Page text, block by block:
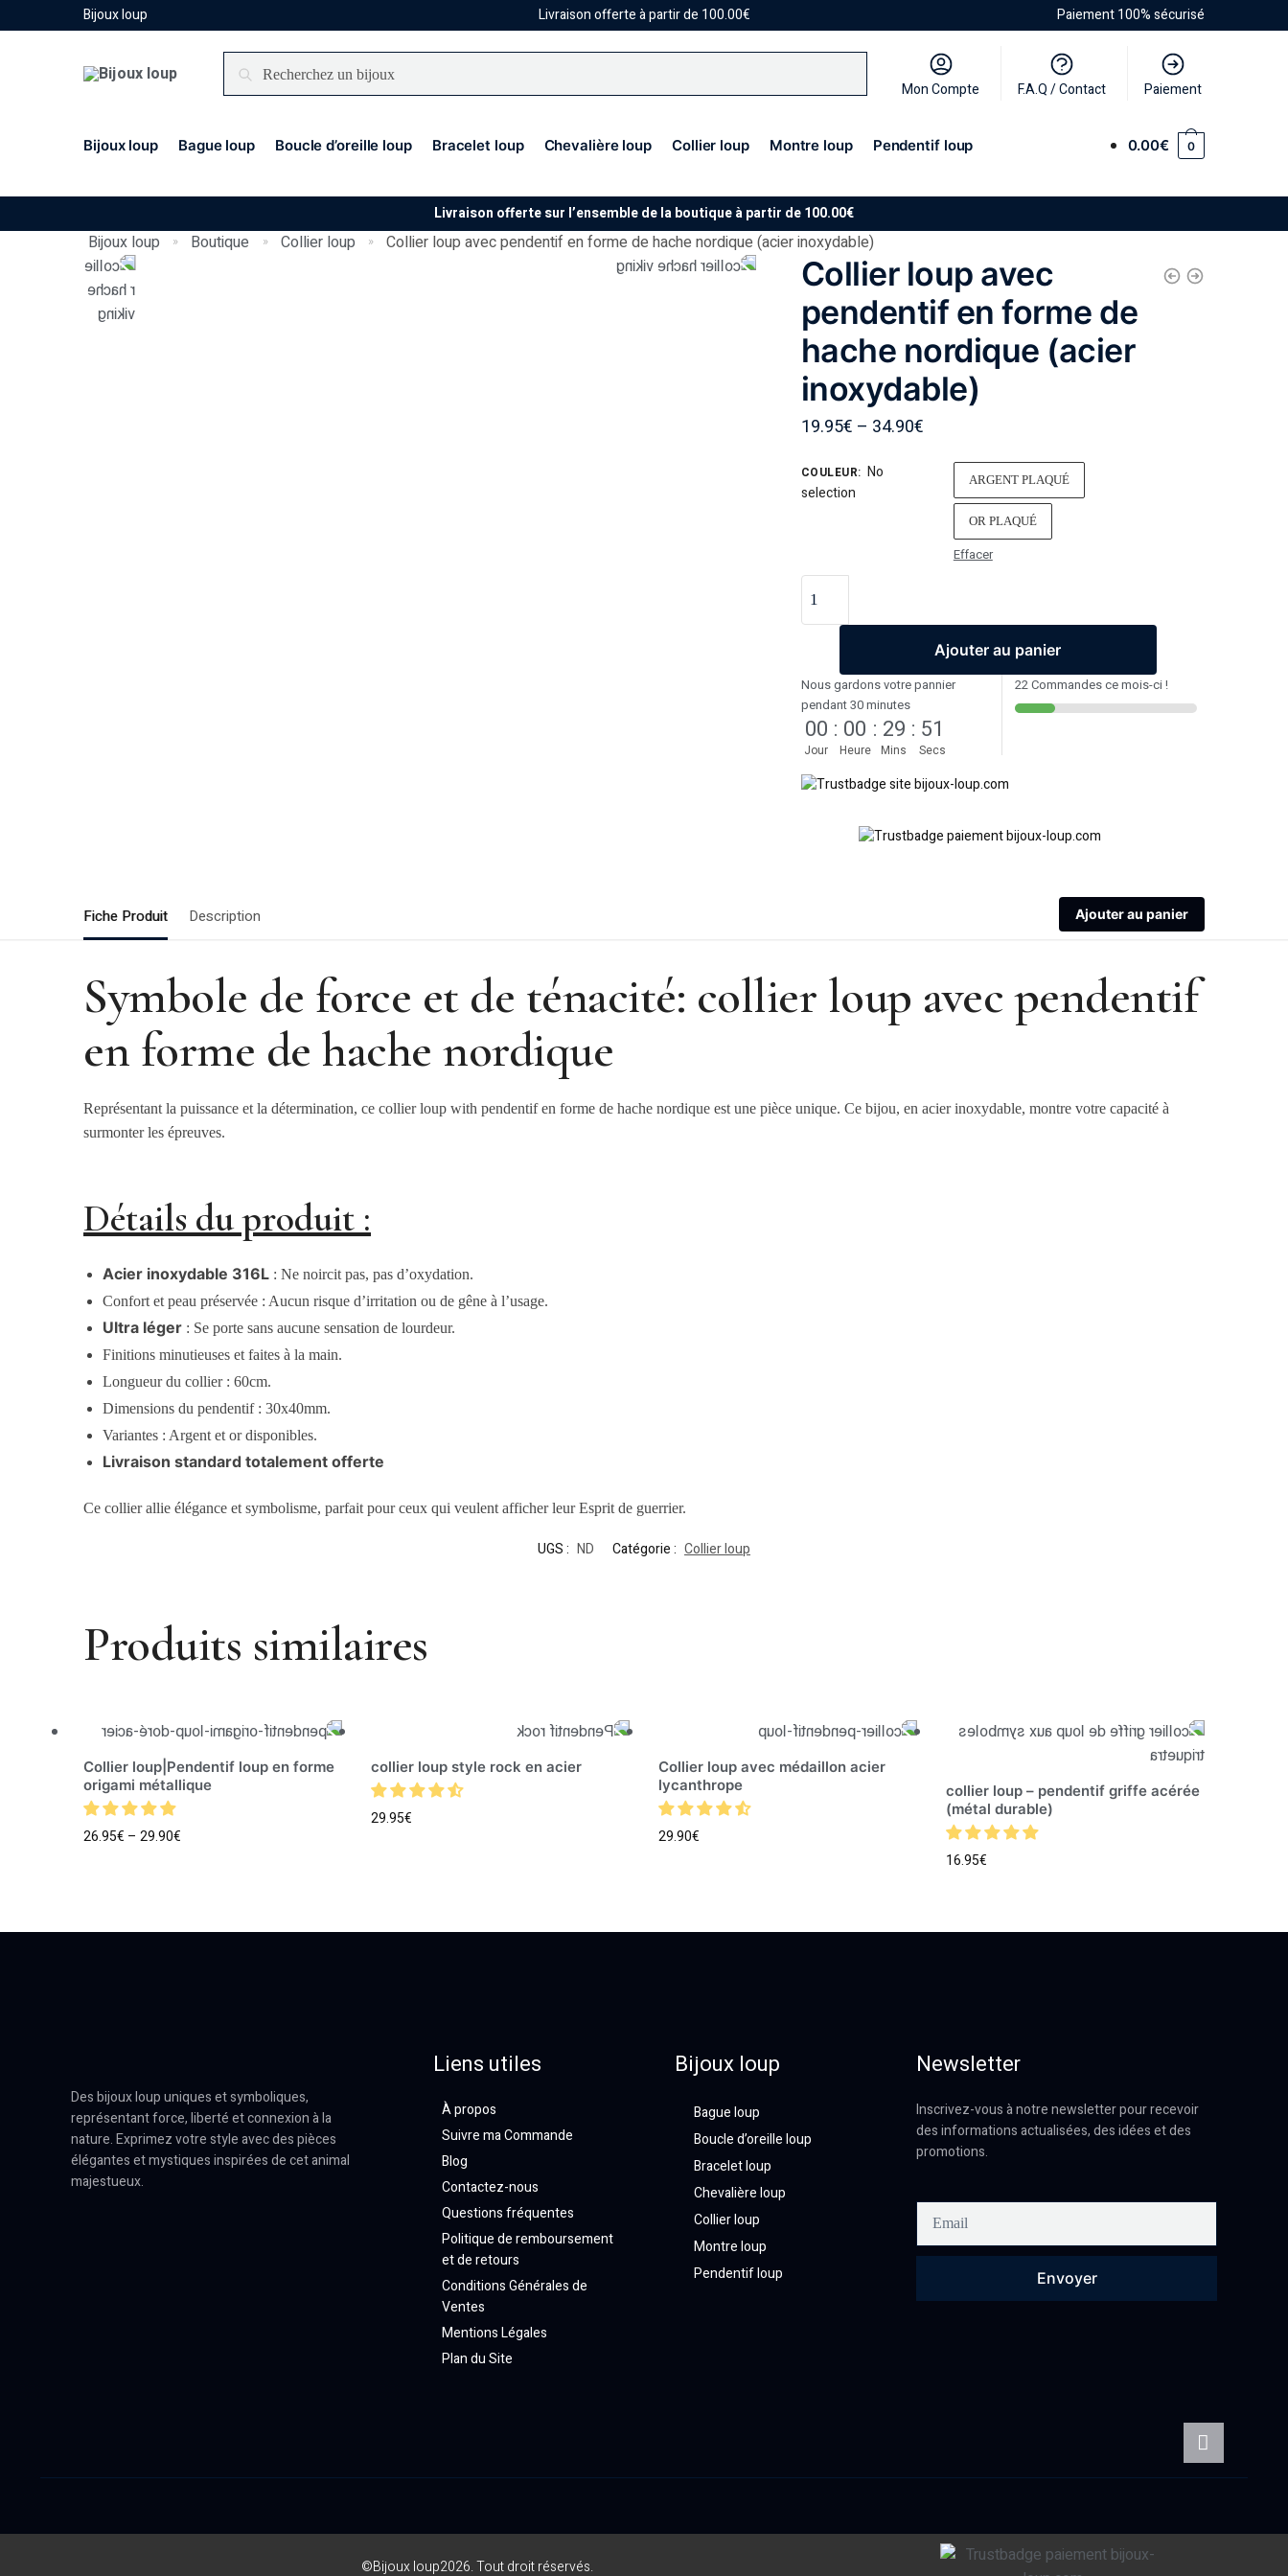
Bijoux loup Livraison offerte à partir de 100.00€ Paiement 100% sécurisé
Recherche
Mon Compte F.A.Q / Contact Paiement
Bijoux loup Bague loup Boucle d’oreille loup Bracelet loup Chevalière loup Collier loup Montre loup Pendentif loup 0.00€ 0
Livraison offerte sur l’ensemble de la boutique à partir de 100.00€
Bijoux loup » Boutique » Collier loup » Collier loup avec pendentif en forme de hache nordique (acier inoxydable)
Collier loup avec
pendentif en forme de
hache nordique (acier
inoxydable)
19.95€ – 34.90€
COULEUR: No
selection
ARGENT PLAQUÉ
OR PLAQUÉ
Effacer
Ajouter au panier
Nous gardons votre pannier
pendant 30 minutes
00
Jour
: 00
Heure
: 29
Mins
: 50
Secs
22 Commandes ce mois-ci !
Fiche Produit Description Ajouter au panier
Symbole de force et de ténacité: collier loup avec pendentif
en forme de hache nordique
Représentant la puissance et la détermination, ce collier loup with pendentif en forme de hache nordique est une pièce unique. Ce bijou, en acier inoxydable, montre votre capacité à
surmonter les épreuves.
Détails du produit :
Acier inoxydable 316L : Ne noircit pas, pas d’oxydation.
Confort et peau préservée : Aucun risque d’irritation ou de gêne à l’usage.
Ultra léger : Se porte sans aucune sensation de lourdeur.
Finitions minutieuses et faites à la main.
Longueur du collier : 60cm.
Dimensions du pendentif : 30x40mm.
Variantes : Argent et or disponibles.
Livraison standard totalement offerte
Ce collier allie élégance et symbolisme, parfait pour ceux qui veulent afficher leur Esprit de guerrier.
UGS : ND Catégorie : Collier loup
Produits similaires
Collier loup|Pendentif loup en forme
origami métallique
26.95€ –29.90€
collier loup style rock en acier
29.95€
Collier loup avec médaillon acier
lycanthrope
29.90€
collier loup – pendentif griffe acérée
(métal durable)
16.95€
Des bijoux loup uniques et symboliques,
représentant force, liberté et connexion à la
nature. Exprimez votre style avec des pièces
élégantes et mystiques inspirées de cet animal
majestueux.
Liens utiles
À propos
Suivre ma Commande
Blog
Contactez-nous
Questions fréquentes
Politique de remboursement
et de retours
Conditions Générales de
Ventes
Mentions Légales
Plan du Site
Bijoux loup
Bague loup
Boucle d’oreille loup
Bracelet loup
Chevalière loup
Collier loup
Montre loup
Pendentif loup
Newsletter
Inscrivez-vous à notre newsletter pour recevoir
des informations actualisées, des idées et des
promotions.
Envoyer
©Bijoux loup2026. Tout droit réservés.